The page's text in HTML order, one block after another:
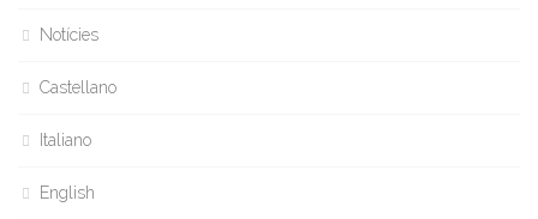
Notícies
Castellano
Italiano
English